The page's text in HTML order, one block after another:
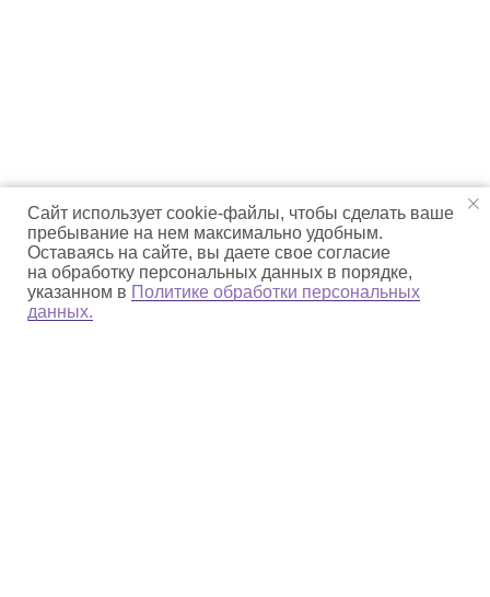
Сайт использует cookie-файлы, чтобы сделать ваше
пребывание на нем максимально удобным.
Оставаясь на сайте, вы даете свое согласие
на обработку персональных данных в порядке,
указанном в Политике обработки персональных
данных.